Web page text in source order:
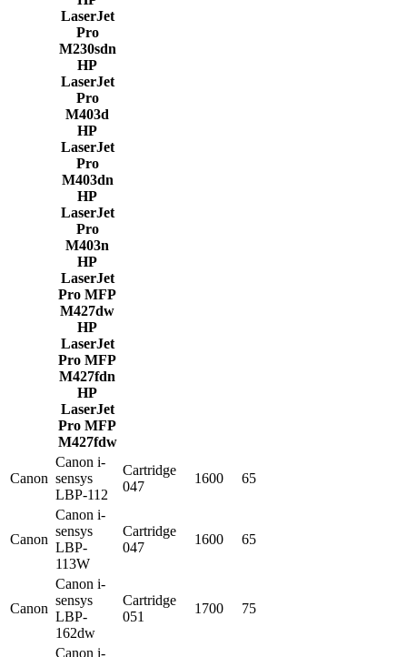
LaserJet
Pro
M230sdn
HP
LaserJet
Pro
M403d
HP
LaserJet
Pro
M403dn
HP
LaserJet
Pro
M403n
HP
LaserJet
Pro MFP
M427dw
HP
LaserJet
Pro MFP
M427fdn
HP
LaserJet
Pro MFP
M427fdw
Canon
Canon i-
sensys
LBP-112
Cartridge
047
1600 65
Canon
Canon i-
sensys
LBP-
113W
Cartridge
047
1600 65
Canon
Canon i-
sensys
LBP-
162dw
Cartridge
051
1700 75
Canon i-